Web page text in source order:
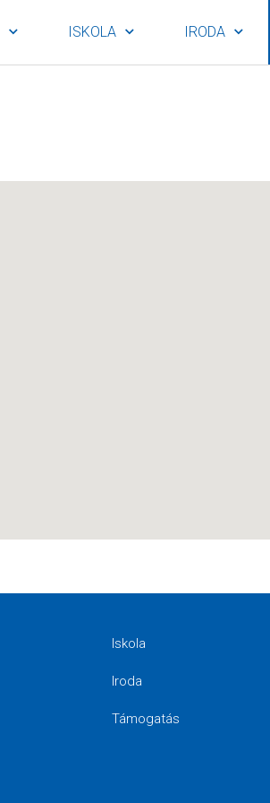
ISKOLA IRODA
Iskola
Iroda
Támogatás